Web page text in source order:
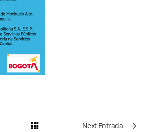
Next Entrada